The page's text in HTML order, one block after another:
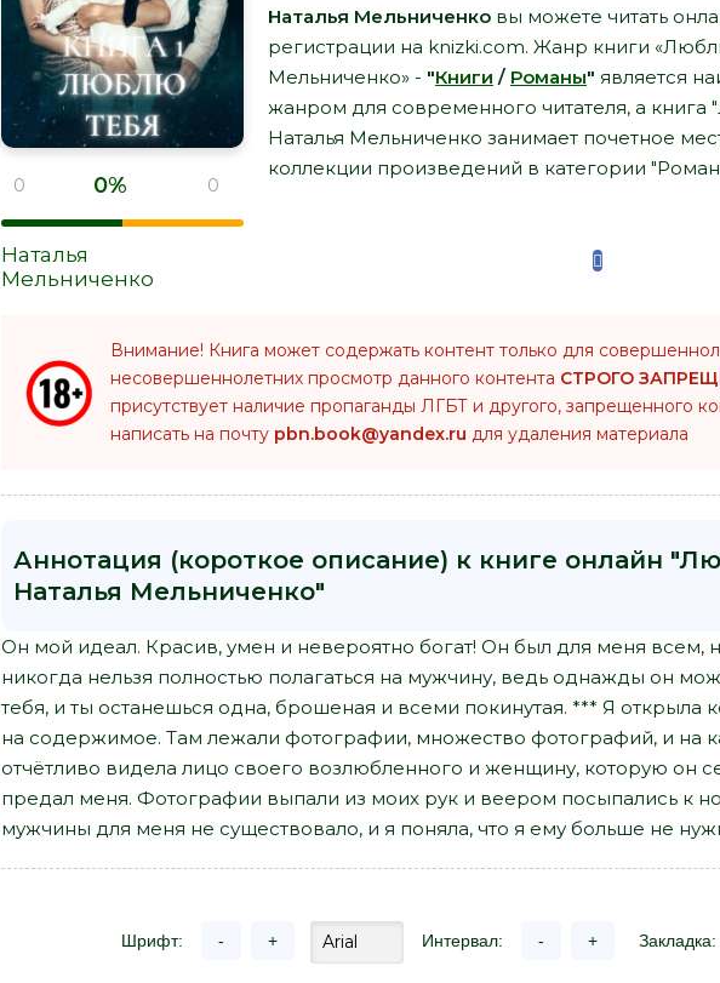
0 0% 0
Наталья
Мельниченко
Наталья Мельниченко вы можете читать
регистрации на knizki.com. Жанр книги
Мельниченко» - "Книги / Романы" является
жанром для современного читателя, а книга
Наталья Мельниченко занимает почетное
коллекции произведений в категории
Внимание! Книга может содержать контент только для
несовершеннолетних просмотр данного контента СТРОГО
присутствует наличие пропаганды ЛГБТ и другого, запрещенного
написать на почту pbn.book@yandex.ru для удаления материала
Аннотация (короткое описание) к книге онлайн
Наталья Мельниченко"
Он мой идеал. Красив, умен и невероятно богат! Он был для меня всем,
никогда нельзя полностью полагаться на мужчину, ведь однажды он
тебя, и ты останешься одна, брошеная и всеми покинутая. *** Я открыла
на содержимое. Там лежали фотографии, множество фотографий, и на
отчётливо видела лицо своего возлюбленного и женщину, которую он
предал меня. Фотографии выпали из моих рук и веером посыпались к
мужчины для меня не существовало, и я поняла, что я ему больше не
Шрифт: - + Интервал: - + Закладка: